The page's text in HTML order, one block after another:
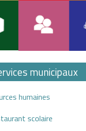
municipaux
humaines
scolaire